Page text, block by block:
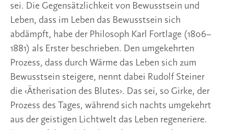
sei. Die Gegensätzlichkeit von Bewusstsein und
Leben, dass im Leben das Bewusstsein sich
abdämpft, habe der Philosoph Karl Fortlage (1806­–
1881) als Erster beschrieben. Den umgekehrten
Prozess, dass durch Wärme das Leben sich zum
Bewusstsein steigere, nennt dabei Rudolf Steiner
die ‹Ätherisation des Blutes›. Das sei, so Girke, der
Prozess des Tages, während sich nachts umgekehrt
aus der geistigen Lichtwelt das Leben regeneriere.